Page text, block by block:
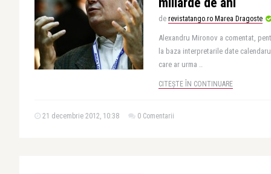
de revistatango.ro Marea Dragoste
Alexandru Mironov a comentat,
la baza interpretarile date
care ar urma ..
CITEȘTE ÎN CONTINUARE
21 decembrie 2012, 10:38 0 Comentarii